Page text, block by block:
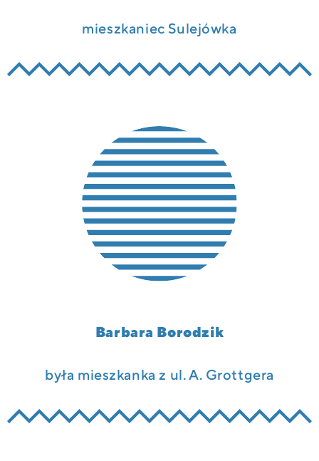
mieszkaniec Sulejówka
Barbara Borodzik
była mieszkanka z ul. A. Grottgera